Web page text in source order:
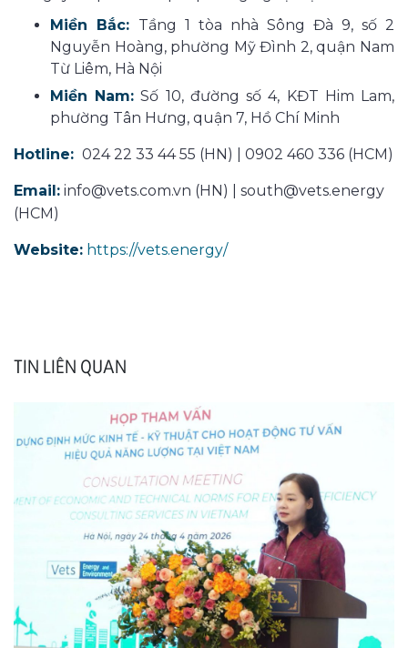
Miền Bắc: Tầng 1 tòa nhà Sông Đà 9, số 2
Nguyễn Hoàng, phường Mỹ Đình 2, quận Nam
Từ Liêm, Hà Nội
Miền Nam: Số 10, đường số 4, KĐT Him Lam,
phường Tân Hưng, quận 7, Hồ Chí Minh
Hotline: 024 22 33 44 55 (HN) | 0902 460 336 (HCM)
Email: info@vets.com.vn (HN) | south@vets.energy
(HCM)
Website: https://vets.energy/
TIN LIÊN QUAN